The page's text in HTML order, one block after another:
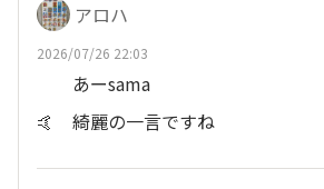
アロハ
2026/07/26 22:03
あーsama
🤙 綺麗の一言ですね